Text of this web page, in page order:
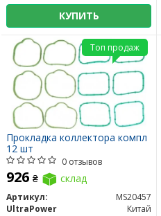
КУПИТЬ
Прокладка коллектора компл
12 шт
0 отзывов
926 ₴ склад
Артикул:
MS20457
UltraPower
Китай
Топ продаж